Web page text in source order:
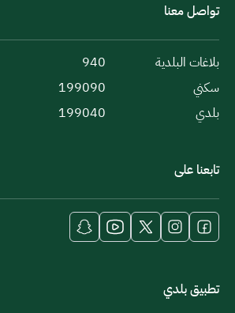
تواصل معنا
بلاغات البلدية
940
سكني
199090
بلدي
199040
تابعنا على
تطبيق بلدي